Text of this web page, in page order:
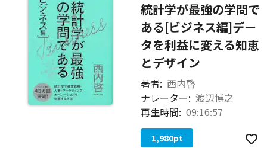
統計学が最強の学問で
ある[ビジネス編]―――デー
タを利益に変える知恵
とデザイン
著者: 西内啓
ナレーター: 渡辺博之
再生時間: 09:16:57
1,980pt